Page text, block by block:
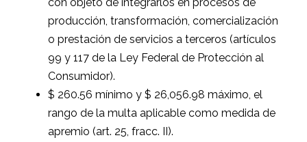
producción, transformación, comercialización
o prestación de servicios a terceros (artículos
99 y 117 de la Ley Federal de Protección al
Consumidor).
$ 260.56 mínimo y $ 26,056.98 máximo, el
rango de la multa aplicable como medida de
apremio (art. 25, fracc. II).